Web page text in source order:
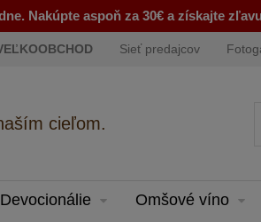
Nakúpte aspoň za 30€ a získajte
cieľom.
Sieť predajcov
Devocionálie Omšové víno